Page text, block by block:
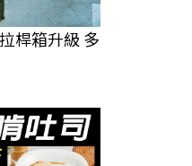
桿箱升級 多